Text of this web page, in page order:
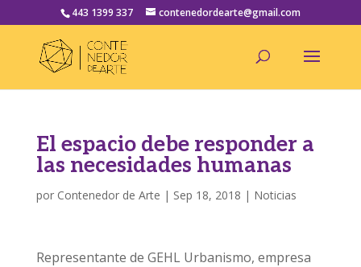
443 1399 337 contenedordearte@gmail.com
El espacio debe responder a
las necesidades humanas
por Contenedor de Arte | Sep 18, 2018 | Noticias
Representante de GEHL Urbanismo, empresa